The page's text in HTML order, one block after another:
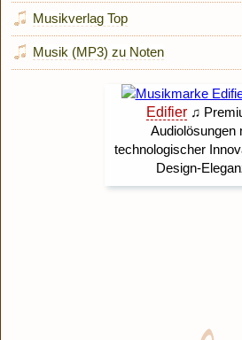
Musikverlag Top
Musik (MP3) zu Noten